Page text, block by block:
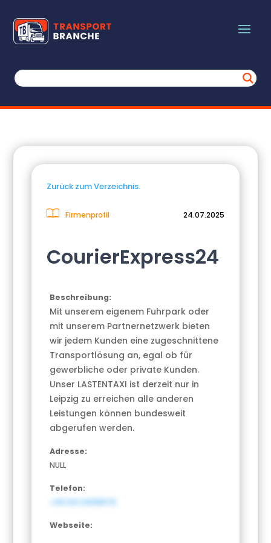
Zurück zum Verzeichnis.
Firmenprofil 24.07.2025
CourierExpress24
Beschreibung:
Mit unserem eigenem Fuhrpark oder
mit unserem Partnernetzwerk bieten
wir jedem Kunden eine zugeschnittene
Transportlösung an, egal ob für
gewerbliche oder private Kunden.
Unser LASTENTAXI ist derzeit nur in
Leipzig zu erreichen alle anderen
Leistungen können bundesweit
abgerufen werden.
Adresse:
NULL
Telefon:
+49 341 24139576
Webseite: